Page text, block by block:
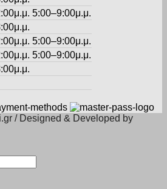
5:00–9:00μ.μ.
5:00–9:00μ.μ.
5:00–9:00μ.μ.
/ Designed & Developed by